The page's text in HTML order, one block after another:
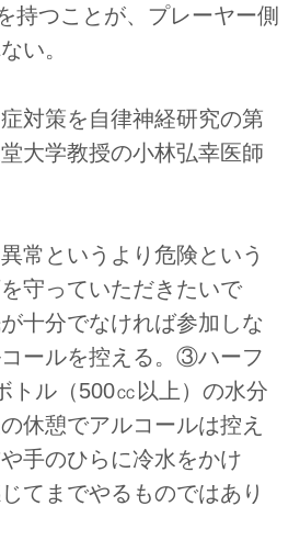
持つことが、プレーヤー側
い。
対策を自律神経研究の第
大学教授の小林弘幸医師
常というより危険という
守っていただきたいで
十分でなければ参加しな
ールを控える。③ハーフ
トル（500㏄以上）の水分
休憩でアルコールは控え
手のひらに冷水をかけ
てまでやるものではあり